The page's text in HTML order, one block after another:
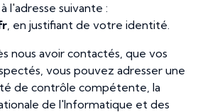
l'adresse suivante :
, en justifiant de votre identité.
nous avoir contactés, que vos
vous pouvez adresser une
de contrôle compétente, la
de l'Informatique et des